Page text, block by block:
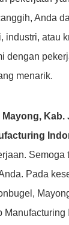
Anda
industri, atau
dengan
menarik.
Kab.
Semoga
Pada
Manufacturing